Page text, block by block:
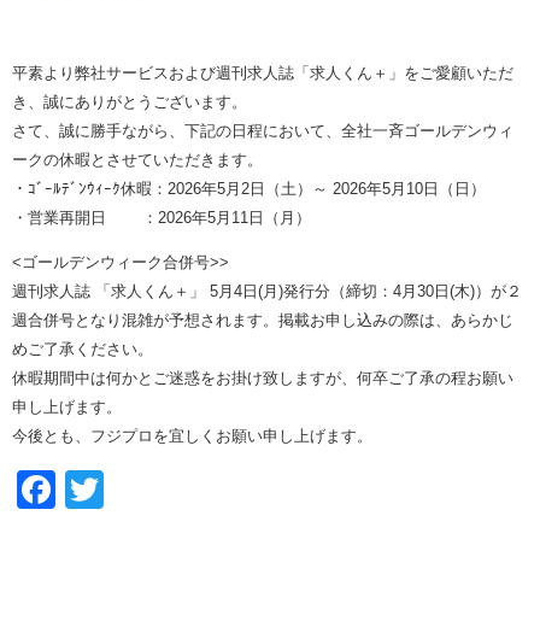
平素より弊社サービスおよび週刊求人誌「求人くん＋」をご愛顧いただ
き、誠にありがとうございます。
さて、誠に勝手ながら、下記の日程において、全社一斉ゴールデンウィ
ークの休暇とさせていただきます。
・ｺﾞｰﾙﾃﾞﾝｳｨｰｸ休暇：2026年5月2日（土）～ 2026年5月10日（日）
・営業再開日 ：2026年5月11日（月）
<ゴールデンウィーク合併号>>
週刊求人誌 「求人くん＋」 5月4日(月)発行分（締切：4月30日(木)）が２
週合併号となり混雑が予想されます。掲載お申し込みの際は、あらかじ
めご了承ください。
休暇期間中は何かとご迷惑をお掛け致しますが、何卒ご了承の程お願い
申し上げます。
今後とも、フジプロを宜しくお願い申し上げます。
Facebook